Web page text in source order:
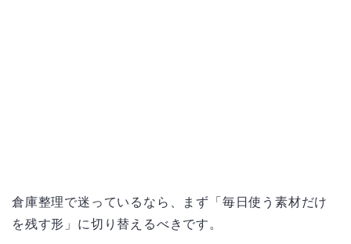
倉庫整理で迷っているなら、まず「毎日使う素材だけ
を残す形」に切り替えるべきです。